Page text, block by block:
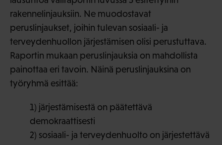
rakennelinjauksiin. Ne muodostavat
peruslinjaukset, joihin tulevan sosiaali- ja
terveydenhuollon järjestämisen olisi perustuttava.
Raportin mukaan peruslinjauksia on mahdollista
painottaa eri tavoin. Näinä peruslinjauksina on
työryhmä esittää:
1) järjestämisestä on päätettävä
demokraattisesti
2) sosiaali- ja terveydenhuolto on järjestettävä